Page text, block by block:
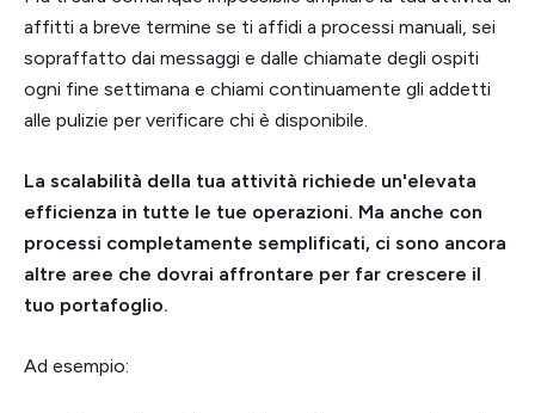
affitti a breve termine se ti affidi a processi manuali, sei
sopraffatto dai messaggi e dalle chiamate degli ospiti
ogni fine settimana e chiami continuamente gli addetti
alle pulizie per verificare chi è disponibile.
La scalabilità della tua attività richiede un'elevata
efficienza in tutte le tue operazioni. Ma anche con
processi completamente semplificati, ci sono ancora
altre aree che dovrai affrontare per far crescere il
tuo portafoglio.
Ad esempio: